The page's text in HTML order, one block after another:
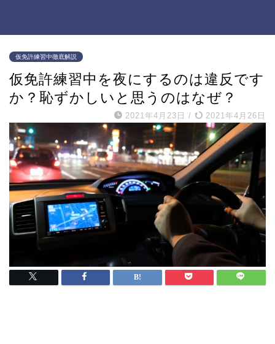
仮免許練習中徹底解説
仮免許練習中を夜にするのは違反です
か？恥ずかしいと思うのはなぜ？
2021年4月23日 / 2021年4月26日